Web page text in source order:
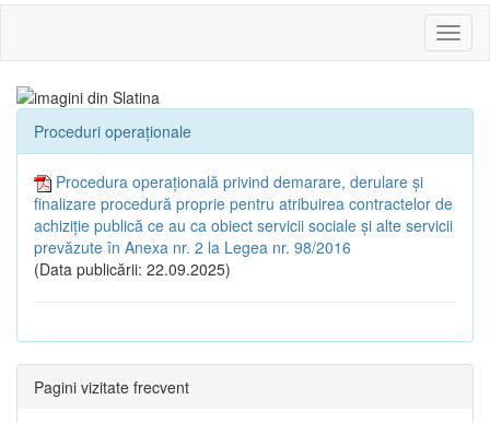
sau
Proceduri operaționale
Procedura operațională privind demarare, derulare și
finalizare procedură proprie pentru atribuirea contractelor de
achiziție publică ce au ca obiect servicii sociale și alte servicii
prevăzute în Anexa nr. 2 la Legea nr. 98/2016
(Data publicării: 22.09.2025)
Pagini vizitate frecvent